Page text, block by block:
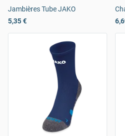
Jambières Tube JAKO
5,35 €